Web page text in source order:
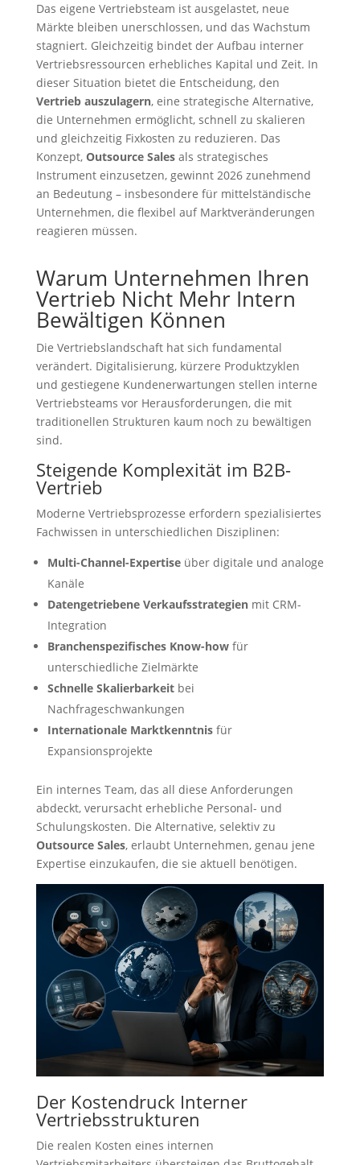
Das eigene Vertriebsteam ist ausgelastet, neue
Märkte bleiben unerschlossen, und das Wachstum
stagniert. Gleichzeitig bindet der Aufbau interner
Vertriebsressourcen erhebliches Kapital und Zeit. In
dieser Situation bietet die Entscheidung, den
Vertrieb auszulagern, eine strategische Alternative,
die Unternehmen ermöglicht, schnell zu skalieren
und gleichzeitig Fixkosten zu reduzieren. Das
Konzept, Outsource Salesals strategisches
Instrument einzusetzen, gewinnt 2026 zunehmend
an Bedeutung – insbesondere für mittelständische
Unternehmen, die flexibel auf Marktveränderungen
reagieren müssen.
Warum Unternehmen Ihren
Vertrieb Nicht Mehr Intern
Bewältigen Können
Die Vertriebslandschaft hat sich fundamental
verändert. Digitalisierung, kürzere Produktzyklen
und gestiegene Kundenerwartungen stellen interne
Vertriebsteams vor Herausforderungen, die mit
traditionellen Strukturen kaum noch zu bewältigen
sind.
Steigende Komplexität im B2B-
Vertrieb
Moderne Vertriebsprozesse erfordern spezialisiertes
Fachwissen in unterschiedlichen Disziplinen:
Multi-Channel-Expertiseüber digitale und analoge
Kanäle
Datengetriebene Verkaufsstrategienmit CRM-
Integration
Branchenspezifisches Know-howfür
unterschiedliche Zielmärkte
Schnelle Skalierbarkeitbei
Nachfrageschwankungen
Internationale Marktkenntnisfür
Expansionsprojekte
Ein internes Team, das all diese Anforderungen
abdeckt, verursacht erhebliche Personal- und
Schulungskosten. Die Alternative, selektiv zu
Outsource Sales, erlaubt Unternehmen, genau jene
Expertise einzukaufen, die sie aktuell benötigen.
Der Kostendruck Interner
Vertriebsstrukturen
Die realen Kosten eines internen